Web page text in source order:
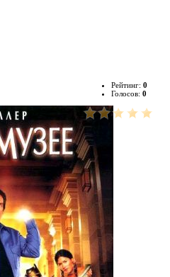
Рейтинг: 0
Голосов: 0